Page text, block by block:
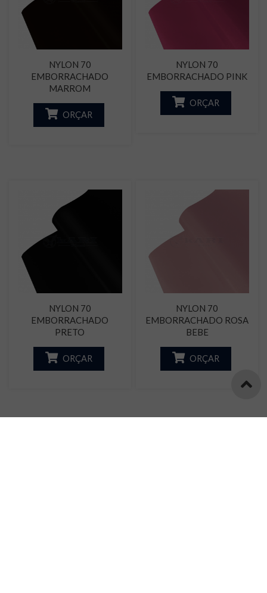
NYLON 70
EMBORRACHADO
MARROM
ORÇAR
NYLON 70
EMBORRACHADO PINK
ORÇAR
NYLON 70
EMBORRACHADO
PRETO
ORÇAR
NYLON 70
EMBORRACHADO ROSA
BEBE
ORÇAR